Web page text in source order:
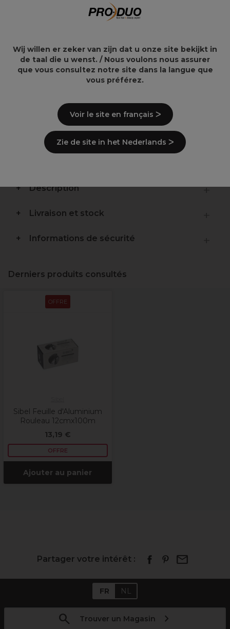
Aluminium Argenté
12cm 15u
Points clés
Feuille alu sur rouleau 12cm x 100m
Argent épaisseur 12
Avec couteau en dents de scie sur boîte pour
Description
Livraison et stock
Informations de sécurité
Derniers produits consultés
OFFRE
Sibel Feuille d'Aluminium
Rouleau 12cmx100m
13,19 €
OFFRE
Ajouter au panier
Partager votre intérêt :
FR NL
Trouver un Magasin
Wij willen er zeker van zijn dat u onze site bekijkt in
de taal die u wenst. / Nous voulons nous assurer
que vous consultez notre site dans la langue que
vous préférez.
Voir le site en français ᐳ
Zie de site in het Nederlands ᐳ